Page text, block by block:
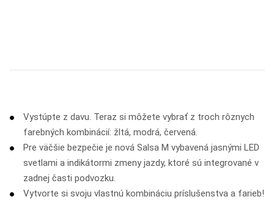
Vystúpte z davu. Teraz si môžete vybrať z troch rôznych
farebných kombinácií: žltá, modrá, červená.
Pre väčšie bezpečie je nová Salsa M vybavená jasnými LED
svetlami a indikátormi zmeny jazdy, ktoré sú integrované v
zadnej časti podvozku.
Vytvorte si svoju vlastnú kombináciu príslušenstva a farieb!